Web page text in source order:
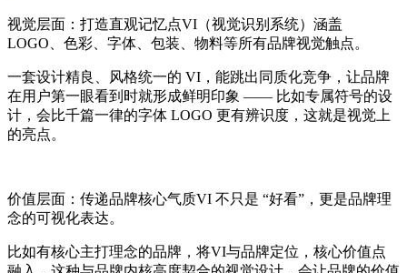
视觉层面：打造直观记忆点VI（视觉识别系统）涵盖
LOGO、色彩、字体、包装、物料等所有品牌视觉触点。
一套设计精良、风格统一的 VI，能跳出同质化竞争，让品牌
在用户第一眼看到时就形成鲜明印象 —— 比如专属符号的设
计，会比千篇一律的字体 LOGO 更有辨识度，这就是视觉上
的亮点。
价值层面：传递品牌核心气质VI 不只是 “好看”，更是品牌理
念的可视化表达。
比如有核心主打理念的品牌，将VI与品牌定位，核心价值点